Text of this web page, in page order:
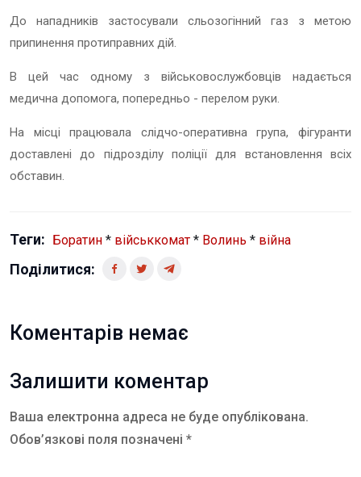
До нападників застосували сльозогінний газ з метою
припинення протиправних дій.
В цей час одному з військовослужбовців надається
медична допомога, попередньо - перелом руки.
На місці працювала слідчо-оперативна група, фігуранти
доставлені до підрозділу поліції для встановлення всіх
обставин.
Теги: Боратин * військкомат * Волинь * війна
Поділитися:
Коментарів немає
Залишити коментар
Ваша електронна адреса не буде опублікована.
Обов’язкові поля позначені *